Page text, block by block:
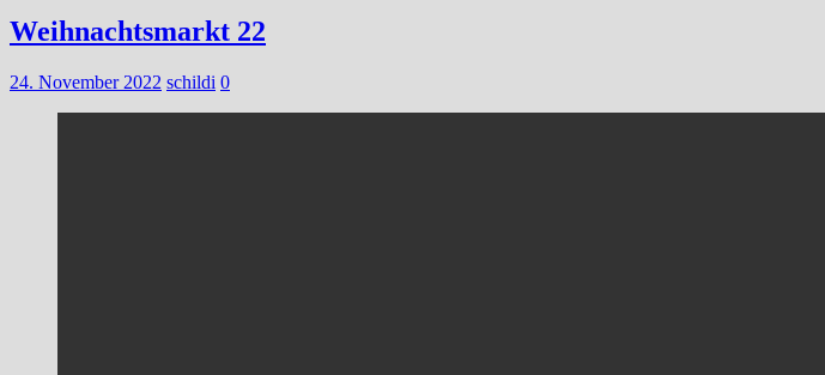
Weihnachtsmarkt 22
24. November 2022 schildi 0